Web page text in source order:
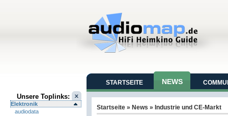
Unsere Toplinks:
Elektronik
audiodata
STARTSEITE NEWS
Startseite » News » Industrie und CE-Markt